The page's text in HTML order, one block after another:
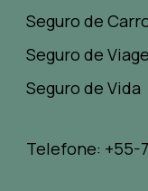
Seguro de
Seguro de
Seguro de Vida
Telefone: +55-